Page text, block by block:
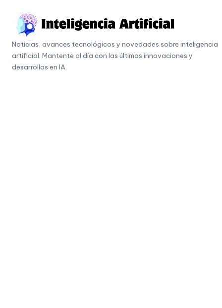
content
I
n
t
Noticias, avances tecnológicos y novedades sobre inteligencia
artificial. Mantente al día con las últimas innovaciones y
desarrollos en IA.